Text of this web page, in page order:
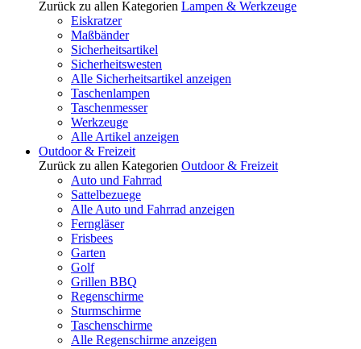
Zurück zu allen Kategorien Lampen & Werkzeuge
Eiskratzer
Maßbänder
Sicherheitsartikel
Sicherheitswesten
Alle Sicherheitsartikel anzeigen
Taschenlampen
Taschenmesser
Werkzeuge
Alle Artikel anzeigen
Outdoor & Freizeit
Zurück zu allen Kategorien Outdoor & Freizeit
Auto und Fahrrad
Sattelbezuege
Alle Auto und Fahrrad anzeigen
Ferngläser
Frisbees
Garten
Golf
Grillen BBQ
Regenschirme
Sturmschirme
Taschenschirme
Alle Regenschirme anzeigen